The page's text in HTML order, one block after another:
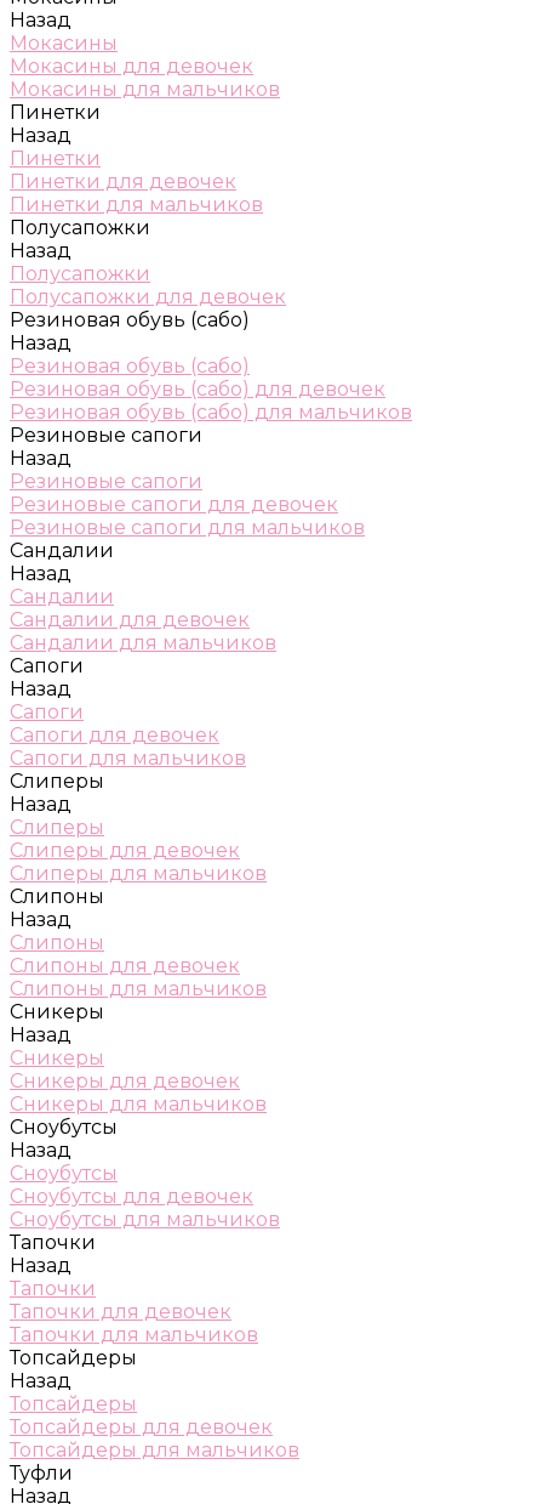
Назад
Мокасины
Мокасины для девочек
Мокасины для мальчиков
Пинетки
Назад
Пинетки
Пинетки для девочек
Пинетки для мальчиков
Полусапожки
Назад
Полусапожки
Полусапожки для девочек
Резиновая обувь (сабо)
Назад
Резиновая обувь (сабо)
Резиновая обувь (сабо) для девочек
Резиновая обувь (сабо) для мальчиков
Резиновые сапоги
Назад
Резиновые сапоги
Резиновые сапоги для девочек
Резиновые сапоги для мальчиков
Сандалии
Назад
Сандалии
Сандалии для девочек
Сандалии для мальчиков
Сапоги
Назад
Сапоги
Сапоги для девочек
Сапоги для мальчиков
Слиперы
Назад
Слиперы
Слиперы для девочек
Слиперы для мальчиков
Слипоны
Назад
Слипоны
Слипоны для девочек
Слипоны для мальчиков
Сникеры
Назад
Сникеры
Сникеры для девочек
Сникеры для мальчиков
Сноубутсы
Назад
Сноубутсы
Сноубутсы для девочек
Сноубутсы для мальчиков
Тапочки
Назад
Тапочки
Тапочки для девочек
Тапочки для мальчиков
Топсайдеры
Назад
Топсайдеры
Топсайдеры для девочек
Топсайдеры для мальчиков
Туфли
Назад